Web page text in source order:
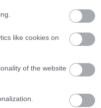
like cookies on
of the website
Címkék
abortusz
adathalászás
alaptörvény